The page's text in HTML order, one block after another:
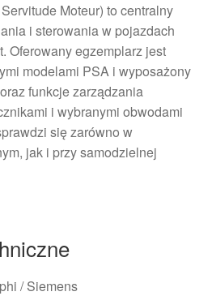
Moteur) to centralny
i sterowania w pojazdach
Oferowany egzemplarz jest
modelami PSA i wyposażony
funkcje zarządzania
i wybranymi obwodami
się zarówno w
jak i przy samodzielnej
/ Siemens